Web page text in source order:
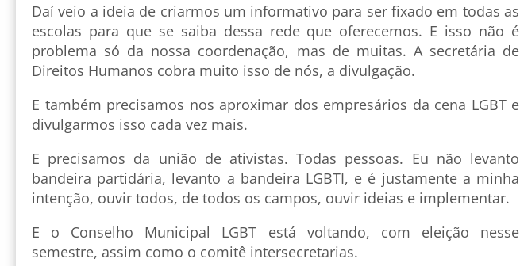
Daí veio a ideia de criarmos um informativo para ser fixado em todas as
escolas para que se saiba dessa rede que oferecemos. E isso não é
problema só da nossa coordenação, mas de muitas. A secretária de
Direitos Humanos cobra muito isso de nós, a divulgação.
E também precisamos nos aproximar dos empresários da cena LGBT e
divulgarmos isso cada vez mais.
E precisamos da união de ativistas. Todas pessoas. Eu não levanto
bandeira partidária, levanto a bandeira LGBTI, e é justamente a minha
intenção, ouvir todos, de todos os campos, ouvir ideias e implementar.
E o Conselho Municipal LGBT está voltando, com eleição nesse
semestre, assim como o comitê intersecretarias.